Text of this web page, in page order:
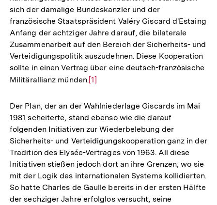
sich der damalige Bundeskanzler und der
französische Staatspräsident Valéry Giscard d'Estaing
Anfang der achtziger Jahre darauf, die bilaterale
Zusammenarbeit auf den Bereich der Sicherheits- und
Verteidigungspolitik auszudehnen. Diese Kooperation
sollte in einen Vertrag über eine deutsch-französische
Militärallianz münden.Zur
der
Fußnote
[1]
Der Plan, der an der Wahlniederlage Giscards im Mai
1981 scheiterte, stand ebenso wie die darauf
folgenden Initiativen zur Wiederbelebung der
Sicherheits- und Verteidigungskooperation ganz in der
Tradition des Elysée-Vertrages von 1963. All diese
Initiativen stießen jedoch dort an ihre Grenzen, wo sie
mit der Logik des internationalen Systems kollidierten.
So hatte Charles de Gaulle bereits in der ersten Hälfte
der sechziger Jahre erfolglos versucht, seine